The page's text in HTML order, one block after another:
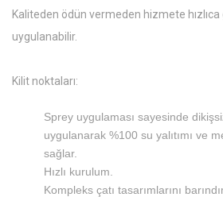
Kaliteden ödün vermeden hizmete
uygulanabilir.
Kilit noktaları:
Sprey uygulaması sayesinde
uygulanarak %100 su yalıtımı ve
sağlar.
Hızlı kurulum.
Kompleks çatı tasarımlarını